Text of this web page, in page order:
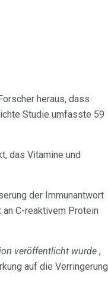
heraus, dass
Studie umfasste 59
das Vitamine und
der Immunantwort
C-reaktivem Protein
veröffentlicht wurde ,
auf die Verringerung